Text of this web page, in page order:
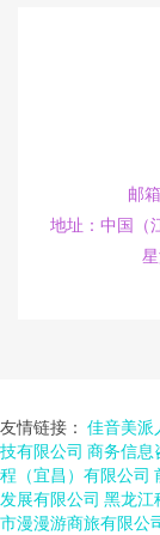
邮
地址：中国（
友情链接： 佳音美派
技有限公司 商务信息
程（宜昌）有限公司
发展有限公司 黑龙江
市漫漫游商旅有限公